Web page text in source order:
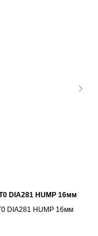
DIA281 HUMP 16мм
DIA281 HUMP 16мм